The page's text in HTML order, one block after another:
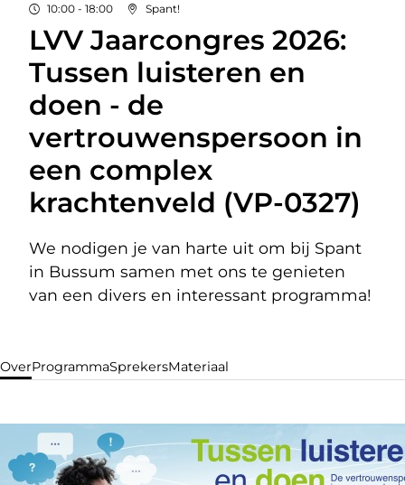
10:00 - 18:00 Spant!
LVV Jaarcongres 2026:
Tussen luisteren en
doen - de
vertrouwenspersoon in
een complex
krachtenveld (VP-0327)
We nodigen je van harte uit om bij Spant
in Bussum samen met ons te genieten
van een divers en interessant programma!
OverProgrammaSprekersMateriaal